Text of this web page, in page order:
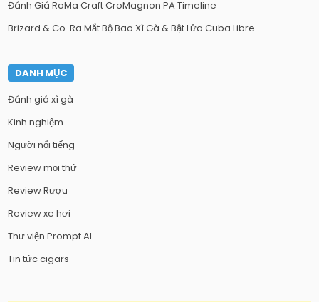
Đánh Giá RoMa Craft CroMagnon PA Timeline
Brizard & Co. Ra Mắt Bộ Bao Xì Gà & Bật Lửa Cuba Libre
DANH MỤC
Đánh giá xì gà
Kinh nghiệm
Người nổi tiếng
Review mọi thứ
Review Rượu
Review xe hơi
Thư viện Prompt AI
Tin tức cigars